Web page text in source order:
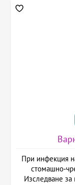
При инфекция
стомашно-
Изследване